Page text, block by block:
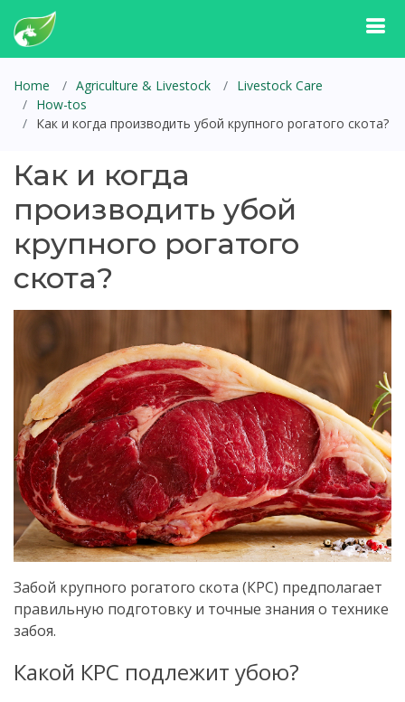
Home Agriculture & Livestock
Livestock Care
How-tos
Как и когда производить убой крупного рогатого скота?
Как и когда
производить убой
крупного рогатого
скота?
Забой крупного рогатого скота (КРС) предполагает
правильную подготовку и точные знания о технике
забоя.
Какой КРС подлежит убою?